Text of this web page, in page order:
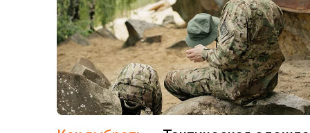
Кроссовки треккинговые
Сапоги
Зимние
Демисезонные
Болотные сапоги, забродники
Вкладыши
Сандалии